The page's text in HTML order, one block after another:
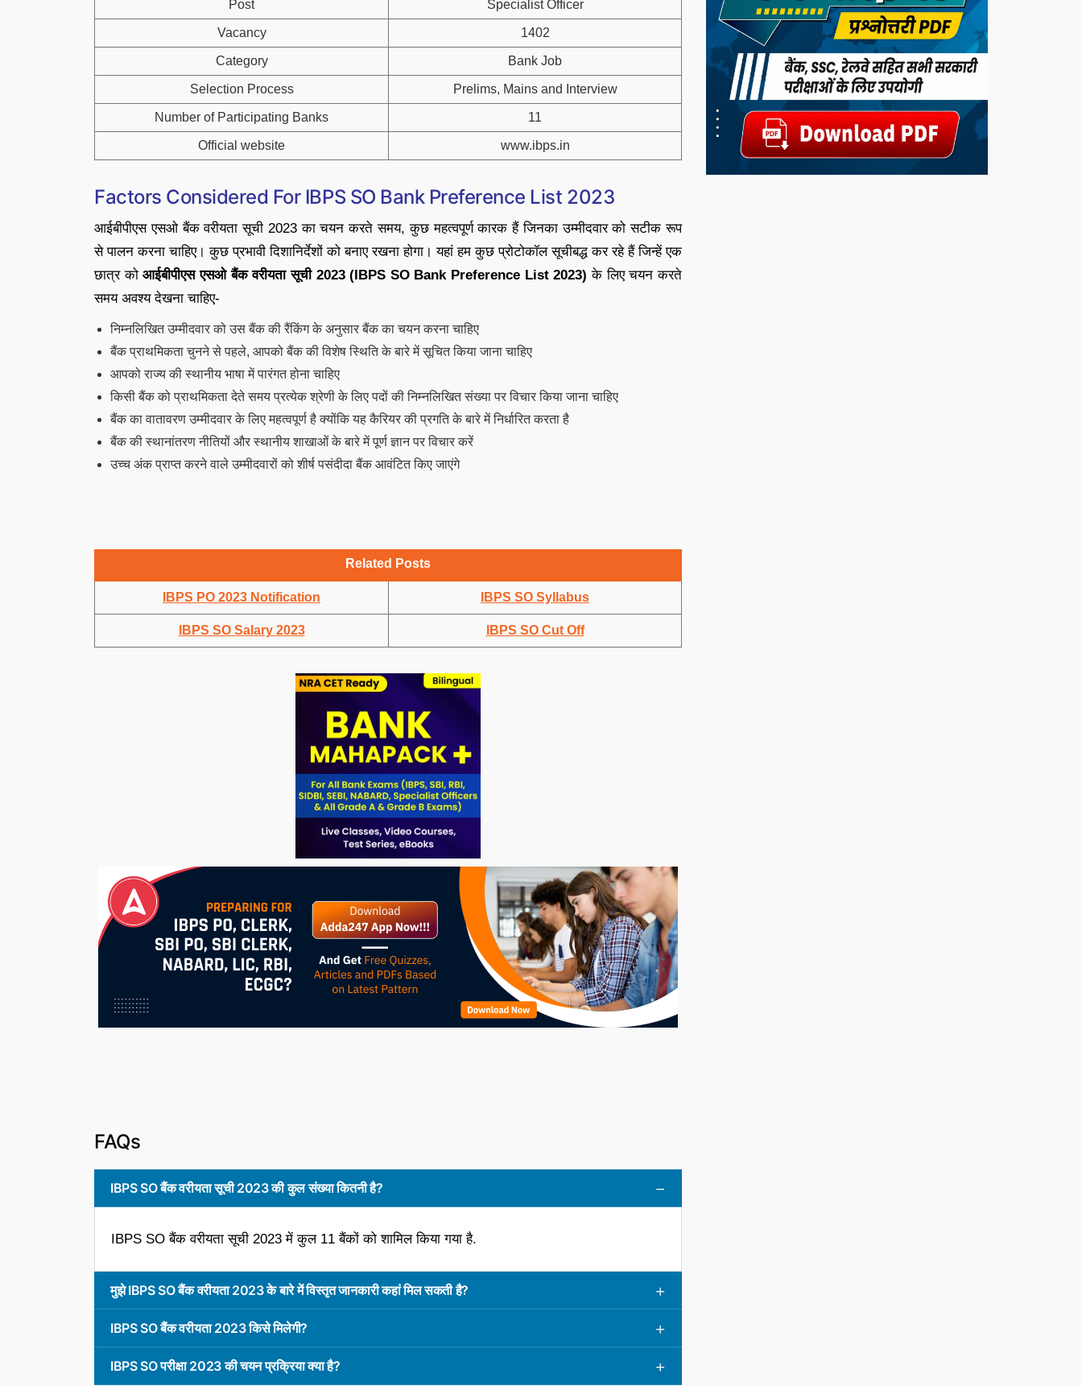
Post Specialist Officer
Vacancy 1402
Category Bank Job
Selection Process Prelims, Mains and Interview
Number of Participating Banks 11
Official website www.ibps.in
Factors Considered For IBPS SO Bank Preference List 2023
आईबीपीएस एसओ बैंक वरीयता सूची 2023 का चयन करते समय, कुछ महत्वपूर्ण कारक हैं जिनका उम्मीदवार को सटीक रूप
से पालन करना चाहिए। कुछ प्रभावी दिशानिर्देशों को बनाए रखना होगा। यहां हम कुछ प्रोटोकॉल सूचीबद्ध कर रहे हैं जिन्हें एक
छात्र कोआईबीपीएस एसओ बैंक वरीयता सूची 2023 (IBPS SO Bank Preference List 2023) के लिए चयन करते
समय अवश्य देखना चाहिए-
निम्नलिखित उम्मीदवार को उस बैंक की रैंकिंग के अनुसार बैंक का चयन करना चाहिए
बैंक प्राथमिकता चुनने से पहले, आपको बैंक की विशेष स्थिति के बारे में सूचित किया जाना चाहिए
आपको राज्य की स्थानीय भाषा में पारंगत होना चाहिए
किसी बैंक को प्राथमिकता देते समय प्रत्येक श्रेणी के लिए पदों की निम्नलिखित संख्या पर विचार किया जाना चाहिए
बैंक का वातावरण उम्मीदवार के लिए महत्वपूर्ण है क्योंकि यह कैरियर की प्रगति के बारे में निर्धारित करता है
बैंक की स्थानांतरण नीतियों और स्थानीय शाखाओं के बारे में पूर्ण ज्ञान पर विचार करें
उच्च अंक प्राप्त करने वाले उम्मीदवारों को शीर्ष पसंदीदा बैंक आवंटित किए जाएंगे
Related Posts
IBPS PO 2023 Notification IBPS SO Syllabus
IBPS SO Salary 2023 IBPS SO Cut Off
FAQs
IBPS SO बैंक वरीयता सूची 2023 की कुल संख्या कितनी है?
IBPS SO बैंक वरीयता सूची 2023 में कुल 11 बैंकों को शामिल किया गया है.
मुझे IBPS SO बैंक वरीयता 2023 के बारे में विस्तृत जानकारी कहां मिल सकती है?
IBPS SO बैंक वरीयता 2023 किसे मिलेगी?
IBPS SO परीक्षा 2023 की चयन प्रक्रिया क्या है?